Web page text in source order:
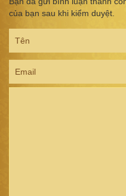
của bạn sau khi kiểm duyệt.